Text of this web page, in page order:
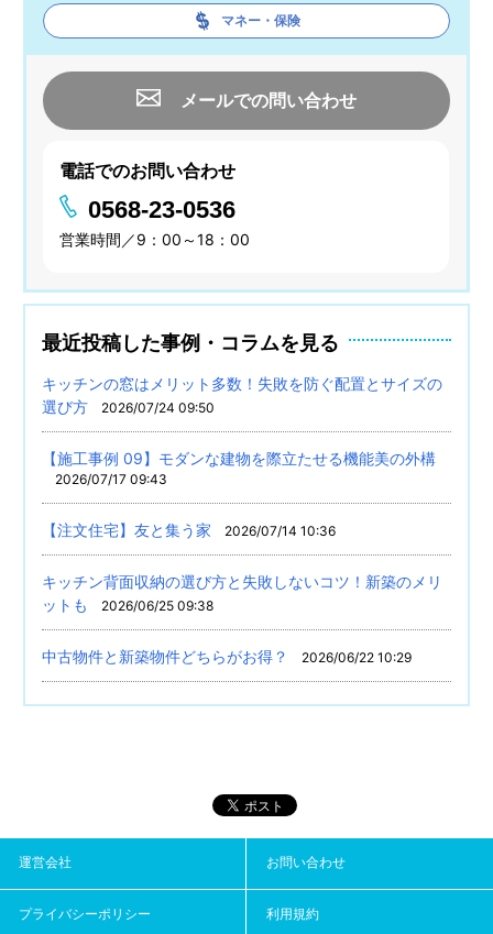
マネー・保険
メールでの問い合わせ
電話でのお問い合わせ
0568-23-0536
営業時間／9：00～18：00
最近投稿した事例・コラムを見る
キッチンの窓はメリット多数！失敗を防ぐ配置とサイズの
選び方
2026/07/24 09:50
【施工事例 09】モダンな建物を際立たせる機能美の外構
2026/07/17 09:43
【注文住宅】友と集う家 2026/07/14 10:36
キッチン背面収納の選び方と失敗しないコツ！新築のメリ
ットも
2026/06/25 09:38
中古物件と新築物件どちらがお得？ 2026/06/22 10:29
運営会社 お問い合わせ
プライバシーポリシー 利用規約